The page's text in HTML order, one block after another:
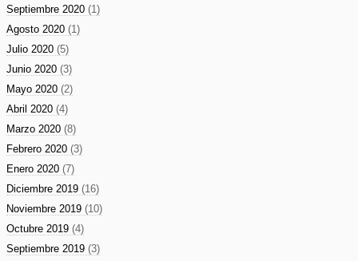
Septiembre 2020 (1)
Agosto 2020 (1)
Julio 2020 (5)
Junio 2020 (3)
Mayo 2020 (2)
Abril 2020 (4)
Marzo 2020 (8)
Febrero 2020 (3)
Enero 2020 (7)
Diciembre 2019 (16)
Noviembre 2019 (10)
Octubre 2019 (4)
Septiembre 2019 (3)